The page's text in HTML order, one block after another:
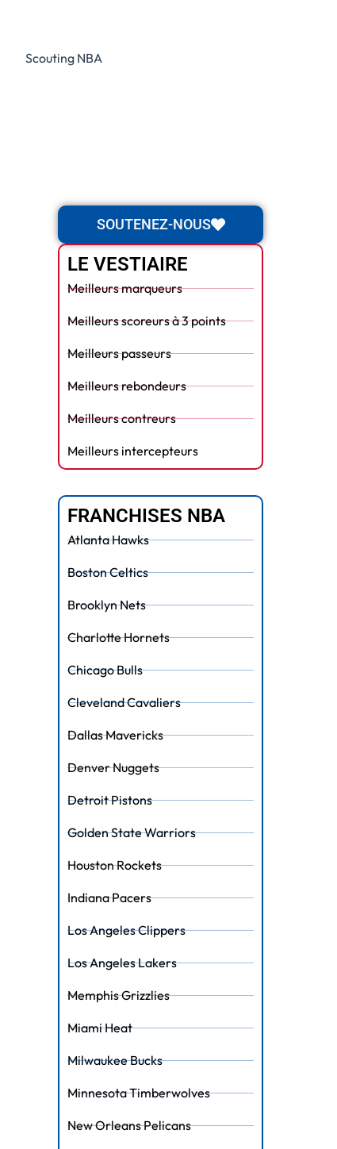
Scouting NBA
SOUTENEZ-NOUS
LE VESTIAIRE
Meilleurs marqueurs
Meilleurs scoreurs à 3 points
Meilleurs passeurs
Meilleurs rebondeurs
Meilleurs contreurs
Meilleurs intercepteurs
FRANCHISES NBA
Atlanta Hawks
Boston Celtics
Brooklyn Nets
Charlotte Hornets
Chicago Bulls
Cleveland Cavaliers
Dallas Mavericks
Denver Nuggets
Detroit Pistons
Golden State Warriors
Houston Rockets
Indiana Pacers
Los Angeles Clippers
Los Angeles Lakers
Memphis Grizzlies
Miami Heat
Milwaukee Bucks
Minnesota Timberwolves
New Orleans Pelicans